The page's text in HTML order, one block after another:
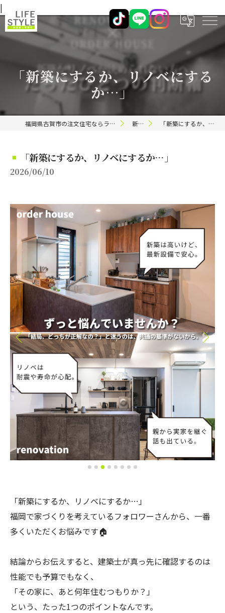
|
「新築にするか、リノベにする
か…」
福岡県古賀市の注文住宅ならライフスタイル 一級建築士事務所 新着情報 「新築にするか、リノベにするか…」
「新築にするか、リノベにするか…」
2026/06/10
「新築にするか、リノベにするか…」
福岡で家づくりを考えているフォロワーさんから、一番
多くいただくお悩みです🏠
結論からお伝えすると、建築士が真っ先に確認するのは
性能でも予算でもなく、
「その家に、あと何年住むつもりか？」
という、たった1つのポイントなんです。